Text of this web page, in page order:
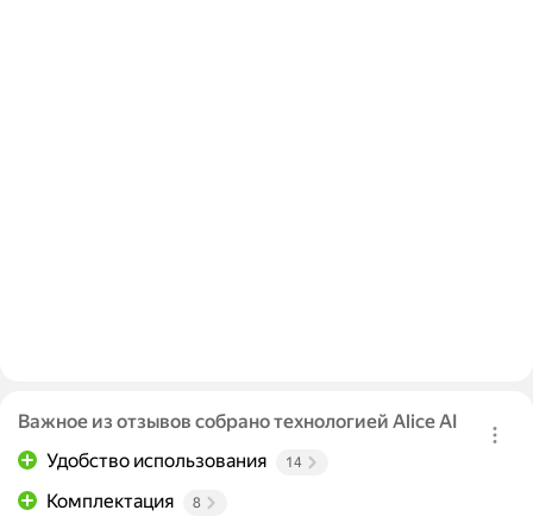
Важное из отзывов собрано технологией Alice AI
Удобство использования
14
Комплектация 8